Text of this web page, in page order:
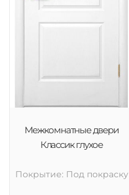
Межкомнатные двери
Классик глухое
Покрытие: Под покраску